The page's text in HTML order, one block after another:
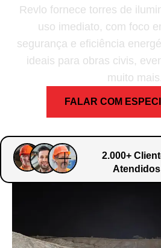
Revlo fornece torres de
uso imediato, com foco
segurança e eficiência
ideais para obras civis,
muito mais.
FALAR COM
2.000+
Atendidos